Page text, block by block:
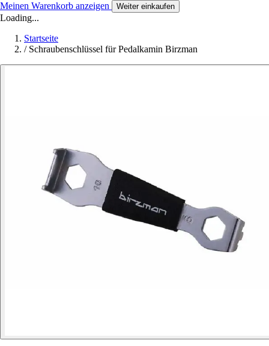
Meinen Warenkorb anzeigen Weiter einkaufen
Loading...
Startseite
/ Schraubenschlüssel für Pedalkamin Birzman